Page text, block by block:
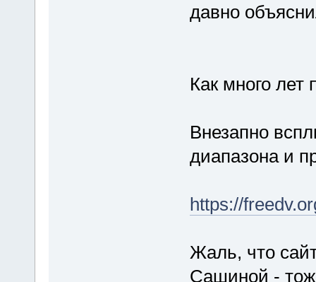
давно
Как много лет
Внезапно
диапазона и
https://
Жаль, что
Сашиной -